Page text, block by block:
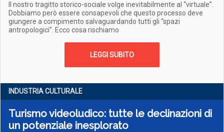
Il nostro tragitto storico-sociale volge inevitabilmente al “virtuale”.
Dobbiamo però essere consapevoli che questo processo deve
giungere a compimento salvaguardando tutti gli “spazi
antropologici”. Ecco cosa rischiamo
LEGGI SUBITO
INDUSTRIA CULTURALE
Turismo videoludico: tutte le declinazioni di
un potenziale inesplorato